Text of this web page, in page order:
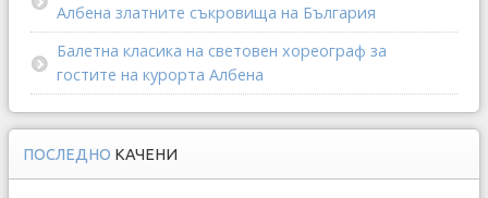
Албена златните съкровища на България
Балетна класика на световен хореограф за
гостите на курорта Албена
ПОСЛЕДНО КАЧЕНИ